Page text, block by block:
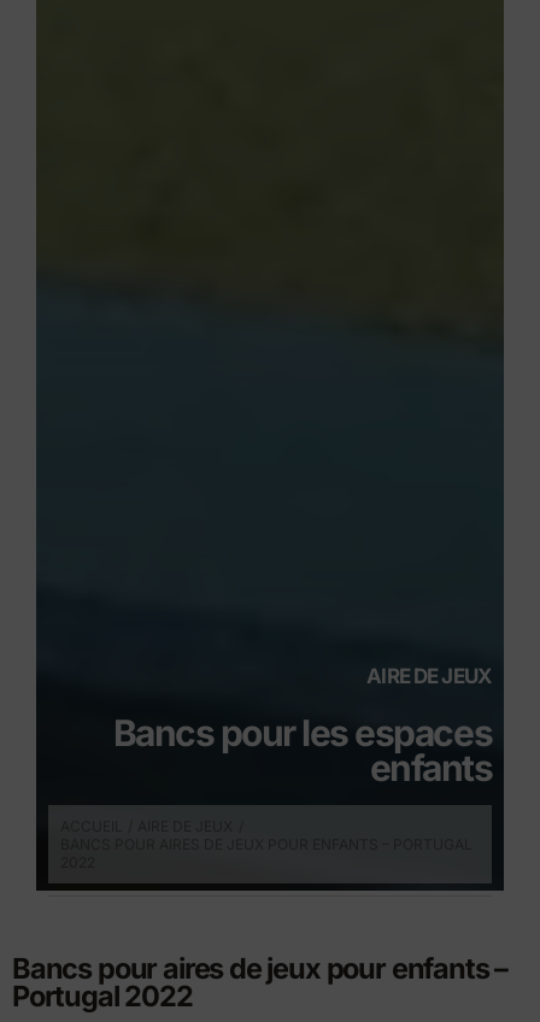
AIRE DE JEUX
Bancs pour les espaces
enfants
Bancs pour aires de jeux pour enfants –
Portugal 2022